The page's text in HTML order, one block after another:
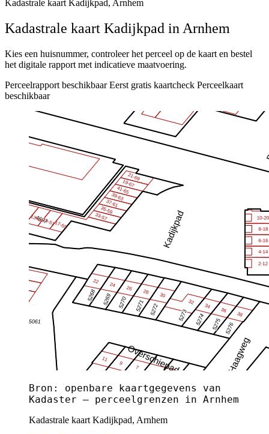
Kadastrale kaart Kadijkpad, Arnhem
Kadastrale kaart Kadijkpad in Arnhem
Kies een huisnummer, controleer het perceel op de kaart en bestel
het digitale rapport met indicatieve maatvoering.
Perceelrapport beschikbaar Eerst gratis kaartcheck Perceelkaart
beschikbaar
Bron: openbare kaartgegevens van
Kadaster — perceelgrenzen in Arnhem
Kadastrale kaart Kadijkpad, Arnhem